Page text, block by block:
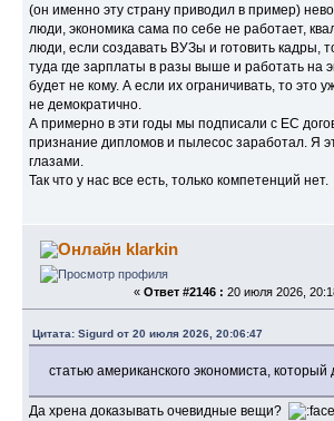
(он именно эту страну приводил в пример)
люди, экономика сама по себе не работает,
люди, если создавать ВУЗы и готовить кадры,
туда где зарплаты в разы выше и работать на
будет не кому. А если их ограничивать, то это
не демократично.
А примерно в эти годы мы подписали с ЕС
признание дипломов и пылесос заработал. Я
глазами.
Так что у нас все есть, только компетенций нет.
klarkin
« Ответ #2146 : 20 июля 2026,
Цитата: Sigurd от 20 июля 2026, 20:06:47
статью американского экономиста, который
Да хрена доказывать очевидные вещи?